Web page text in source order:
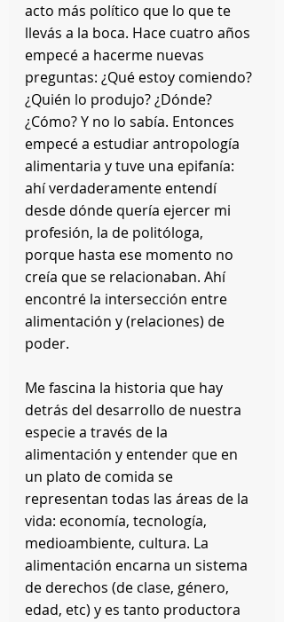
acto más político que lo que te
llevás a la boca. Hace cuatro años
empecé a hacerme nuevas
preguntas: ¿Qué estoy comiendo?
¿Quién lo produjo? ¿Dónde?
¿Cómo? Y no lo sabía. Entonces
empecé a estudiar antropología
alimentaria y tuve una epifanía:
ahí verdaderamente entendí
desde dónde quería ejercer mi
profesión, la de politóloga,
porque hasta ese momento no
creía que se relacionaban. Ahí
encontré la intersección entre
alimentación y (relaciones) de
poder.
Me fascina la historia que hay
detrás del desarrollo de nuestra
especie a través de la
alimentación y entender que en
un plato de comida se
representan todas las áreas de la
vida: economía, tecnología,
medioambiente, cultura. La
alimentación encarna un sistema
de derechos (de clase, género,
edad, etc) y es tanto productora